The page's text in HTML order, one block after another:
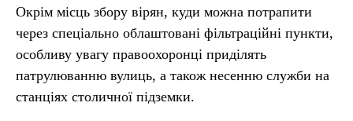
Окрім місць збору вірян, куди можна потрапити
через спеціально облаштовані фільтраційні пункти,
особливу увагу правоохоронці приділять
патрулюванню вулиць, а також несенню служби на
станціях столичної підземки.